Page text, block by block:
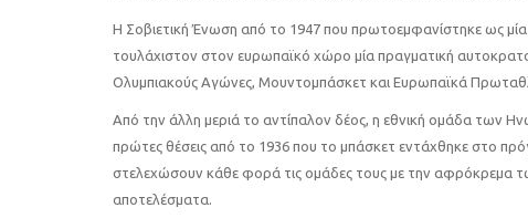
Η Σοβιετική Ένωση από το 1947 που πρωτοεμφανίστηκε ως
τουλάχιστον στον ευρωπαϊκό χώρο μία πραγματική
Ολυμπιακούς Αγώνες, Μουντομπάσκετ και Ευρωπαϊκά
Από την άλλη μεριά το αντίπαλον δέος, η εθνική ομάδα των
πρώτες θέσεις από το 1936 που το μπάσκετ εντάχθηκε στο
στελεχώσουν κάθε φορά τις ομάδες τους με την αφρόκρεμα
αποτελέσματα.